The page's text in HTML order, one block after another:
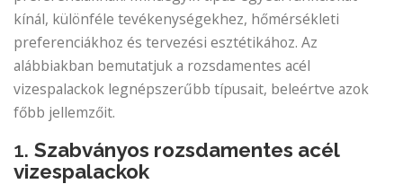
kínál, különféle tevékenységekhez, hőmérsékleti
preferenciákhoz és tervezési esztétikához. Az
alábbiakban bemutatjuk a rozsdamentes acél
vizespalackok legnépszerűbb típusait, beleértve azok
főbb jellemzőit.
1. Szabványos rozsdamentes acél
vizespalackok